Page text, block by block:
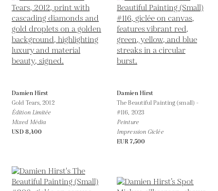
Damien Hirst
Gold Tears,2012
Édition Limitée
Mixed Média
USD 8,400
Damien Hirst
The Beautiful Painting (small) -
#116, 2023
Peinture
Impression Giclée
EUR 7,500